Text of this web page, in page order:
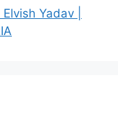
Yadav |